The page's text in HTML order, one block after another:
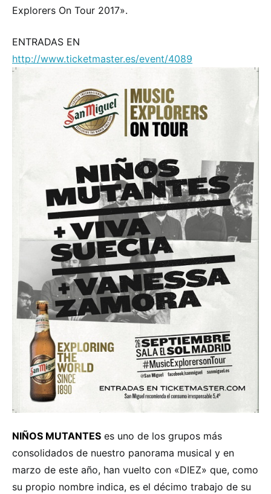
Explorers On Tour 2017».
ENTRADAS EN
http://www.ticketmaster.es/event/4089
NIÑOS MUTANTES es uno de los grupos más
consolidados de nuestro panorama musical y en
marzo de este año, han vuelto con «DIEZ» que, como
su propio nombre indica, es el décimo trabajo de su